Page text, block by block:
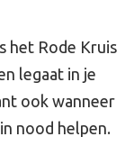
het Rode Kruis
legaat in je
ook wanneer
nood helpen.